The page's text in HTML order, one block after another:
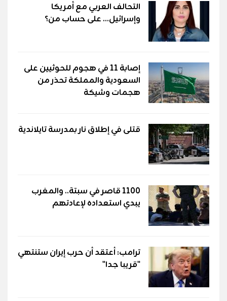
التحالف العربي مع أمريكا
وإسرائيل... على حساب من؟
إصابة 11 في هجوم للحوثيين على
السعودية والمملكة تحذر من
هجمات وشيكة
قتلى في إطلاق نار بمدرسة تايلاندية
1100 قاصر في سبتة.. والمغرب
يبدي استعداده لإعادتهم
ترامب: أعتقد أن حرب إيران ستنتهي
"قريبا جدا"